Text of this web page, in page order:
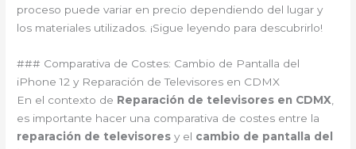
proceso puede variar en precio dependiendo del lugar y
los materiales utilizados. ¡Sigue leyendo para descubrirlo!
### Comparativa de Costes: Cambio de Pantalla del
iPhone 12 y Reparación de Televisores en CDMX
En el contexto de Reparación de televisores en CDMX
es importante hacer una comparativa de costes entre la
reparación de televisores y el cambio de pantalla del